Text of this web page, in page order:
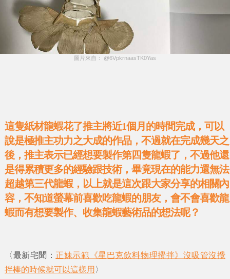
圖片來自： @6VpkrnaasTK0Yas
這隻紙材龍蝦花了推主將近1個月的時間完成，可以
說是極推主功力之大成的作品，不過就在完成幾天之
後，推主表示已經想要製作第四隻龍蝦了，不過他還
是得累積更多的經驗跟技術，畢竟現在的能力還無法
超越第三代龍蝦，以上就是這次跟大家分享的相關內
容，不知道螢幕前喜歡吃龍蝦的朋友，會不會喜歡龍
蝦而有想要製作、收集龍蝦藝術品的想法呢？
〈最新宅聞： 正妹示範《星巴克飲料物理攪拌》沒吸管沒攪
拌棒的時候就可以這樣用 〉